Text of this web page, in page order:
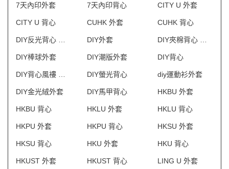
7天內印外套 7天內印背心 CITY U 外套
CITY U 背心 CUHK 外套 CUHK 背心
DIY外套
DIY棒球外套 DIY潮版外套 DIY背心
DIY螢光背心 diy運動衫外套
DIY金光絨外套 DIY馬甲背心 HKBU 外套
HKBU 背心 HKLU 外套 HKLU 背心
HKPU 外套 HKPU 背心 HKSU 外套
HKSU 背心 HKU 外套 HKU 背心
HKUST 外套 HKUST 背心 LING U 外套